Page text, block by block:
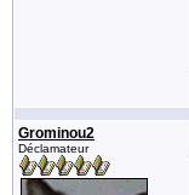
Grominou2
Déclamateur